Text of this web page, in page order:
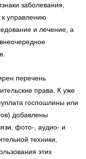
заболевания,
к управлению
и лечение, а
перечень
права. К уже
госпошлины или
добавлены
фото-, аудио- и
техники,
этих